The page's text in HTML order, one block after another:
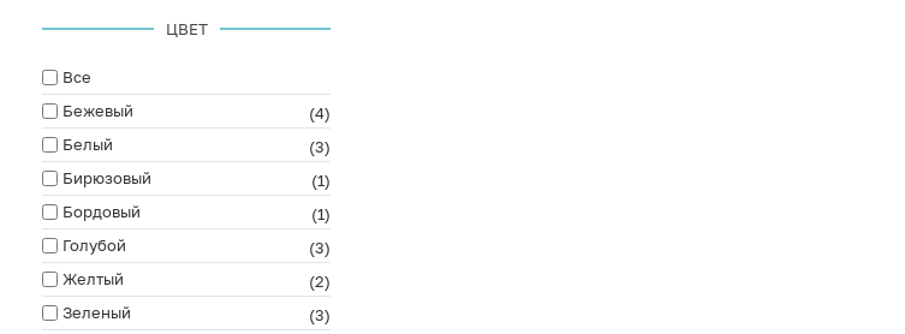
ЦВЕТ
Все
Бежевый
(4)
Белый
(3)
Бирюзовый
(1)
Бордовый
(1)
Голубой
(3)
Желтый
(2)
Зеленый
(3)